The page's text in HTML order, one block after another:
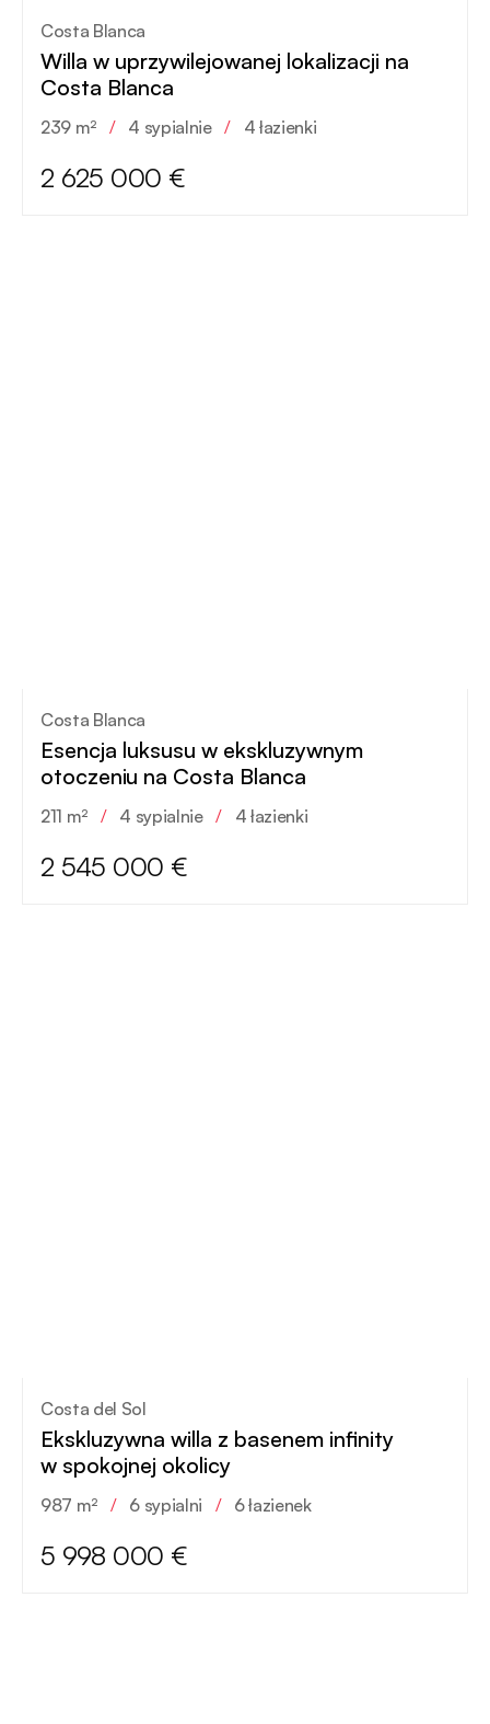
Costa Blanca
Willa w uprzywilejowanej lokalizacji na
Costa Blanca
239 m² / 4 sypialnie / 4 łazienki
2 625 000 €
Costa Blanca
Esencja luksusu w ekskluzywnym
otoczeniu na Costa Blanca
211 m² / 4 sypialnie / 4 łazienki
2 545 000 €
Costa del Sol
Ekskluzywna willa z basenem infinity
w spokojnej okolicy
987 m² / 6 sypialni / 6 łazienek
5 998 000 €